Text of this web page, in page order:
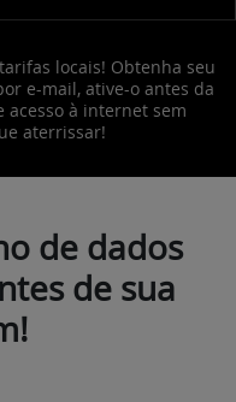
locais! Obtenha seu
e-mail, ative-o antes da
acesso à internet sem
aterrissar!
de dados
de sua